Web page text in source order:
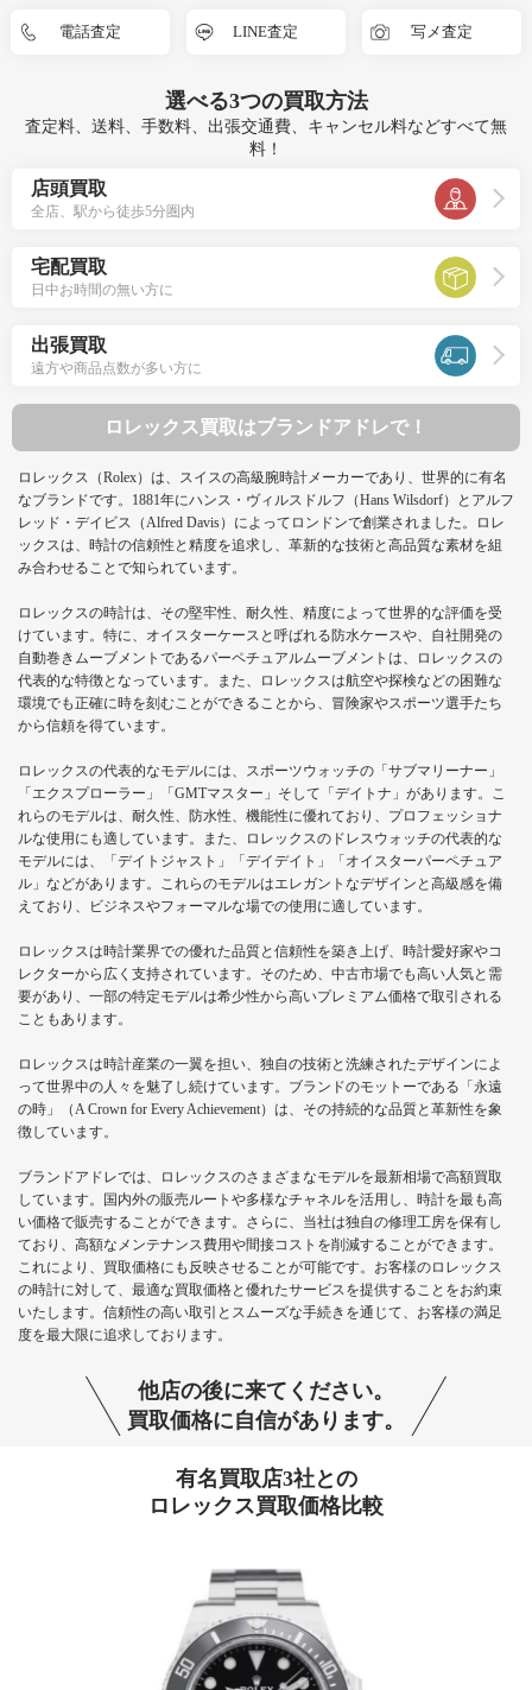
電話査定 LINE査定 写メ査定
選べる3つの買取方法
査定料、送料、手数料、出張交通費、キャンセル料などすべて無
料！
店頭買取
全店、駅から徒歩5分圏内
宅配買取
日中お時間の無い方に
出張買取
遠方や商品点数が多い方に
ロレックス買取はブランドアドレで！
ロレックス（Rolex）は、スイスの高級腕時計メーカーであり、世界的に有名
なブランドです。1881年にハンス・ヴィルスドルフ（Hans Wilsdorf）とアルフ
レッド・デイビス（Alfred Davis）によってロンドンで創業されました。ロレ
ックスは、時計の信頼性と精度を追求し、革新的な技術と高品質な素材を組
み合わせることで知られています。
ロレックスの時計は、その堅牢性、耐久性、精度によって世界的な評価を受
けています。特に、オイスターケースと呼ばれる防水ケースや、自社開発の
自動巻きムーブメントであるパーペチュアルムーブメントは、ロレックスの
代表的な特徴となっています。また、ロレックスは航空や探検などの困難な
環境でも正確に時を刻むことができることから、冒険家やスポーツ選手たち
から信頼を得ています。
ロレックスの代表的なモデルには、スポーツウォッチの「サブマリーナー」
「エクスプローラー」「GMTマスター」そして「デイトナ」があります。こ
れらのモデルは、耐久性、防水性、機能性に優れており、プロフェッショナ
ルな使用にも適しています。また、ロレックスのドレスウォッチの代表的な
モデルには、「デイトジャスト」「デイデイト」「オイスターパーペチュア
ル」などがあります。これらのモデルはエレガントなデザインと高級感を備
えており、ビジネスやフォーマルな場での使用に適しています。
ロレックスは時計業界での優れた品質と信頼性を築き上げ、時計愛好家やコ
レクターから広く支持されています。そのため、中古市場でも高い人気と需
要があり、一部の特定モデルは希少性から高いプレミアム価格で取引される
こともあります。
ロレックスは時計産業の一翼を担い、独自の技術と洗練されたデザインによ
って世界中の人々を魅了し続けています。ブランドのモットーである「永遠
の時」（A Crown for Every Achievement）は、その持続的な品質と革新性を象
徴しています。
ブランドアドレでは、ロレックスのさまざまなモデルを最新相場で高額買取
しています。国内外の販売ルートや多様なチャネルを活用し、時計を最も高
い価格で販売することができます。さらに、当社は独自の修理工房を保有し
ており、高額なメンテナンス費用や間接コストを削減することができます。
これにより、買取価格にも反映させることが可能です。お客様のロレックス
の時計に対して、最適な買取価格と優れたサービスを提供することをお約束
いたします。信頼性の高い取引とスムーズな手続きを通じて、お客様の満足
度を最大限に追求しております。
他店の後に来てください。
買取価格に自信があります。
有名買取店3社との
ロレックス買取価格比較